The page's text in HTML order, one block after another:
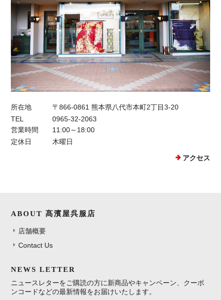
所在地
〒866-0861 熊本県八代市本町2丁目3-20
TEL
0965-32-2063
営業時間
11:00～18:00
定休日
木曜日
アクセス
ABOUT 髙濱屋呉服店
店舗概要
Contact Us
NEWS LETTER
ニュースレターをご購読の方に新商品やキャンペーン、クーポ
ンコードなどの最新情報をお届けいたします。